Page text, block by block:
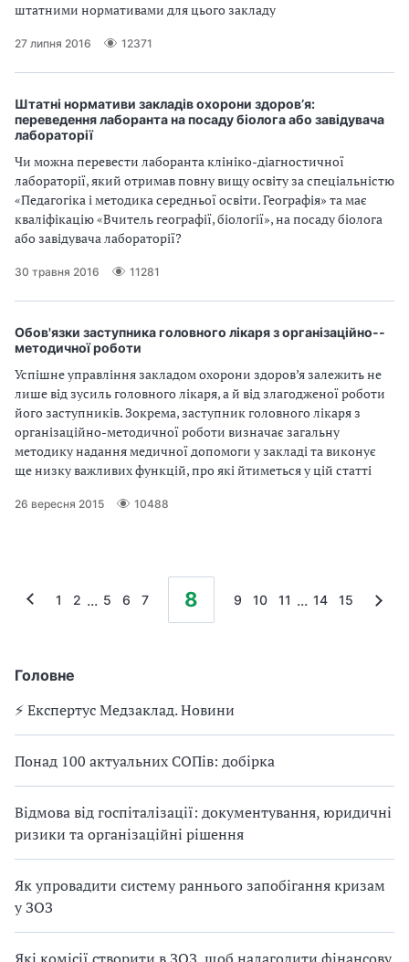
Головне
⚡️ Експертус Медзаклад. Новини
Понад 100 актуальних СОПів: добірка
Відмова від госпіталізації: документування, юридичні
ризики та організаційні рішення
Як упровадити систему раннього запобігання кризам
у ЗОЗ
штатними нормативами для цього закладу
27 липня 2016 12371
Штатні нормативи закладів охорони здоров’я:
переведення лаборанта на посаду біолога або завідувача
лабораторії
Чи можна перевести лаборанта клініко­-діагностичної
лабораторії, який отримав повну вищу освіту за спеціальністю
«Педагогіка і методика середньої освіти. Географія» та має
кваліфікацію «Вчитель географії, біології», на посаду біолога
або завідувача лабораторії?
30 травня 2016 11281
Обов'язки заступника головного лікаря з організаційно-­
методичної роботи
Успішне управління закладом охорони здоров’я залежить не
лише від зусиль головного лікаря, а й від злагодженої роботи
його заступників. Зокрема, заступник головного лікаря з
організаційно-­методичної роботи визначає загальну
методику надання медичної допомоги у закладі та виконує
ще низку важливих функцій, про які йтиметься у цій статті
26 вересня 2015 10488
1 2 ... 5 6 7 8 9 10 11 ... 14 15